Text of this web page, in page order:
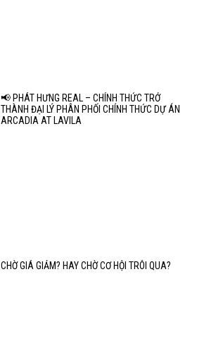
📢 PHÁT HƯNG REAL – CHÍNH THỨC TRỞ
THÀNH ĐẠI LÝ PHÂN PHỐI CHÍNH THỨC DỰ ÁN
ARCADIA AT LAVILA
CHỜ GIÁ GIẢM? HAY CHỜ CƠ HỘI TRÔI QUA?